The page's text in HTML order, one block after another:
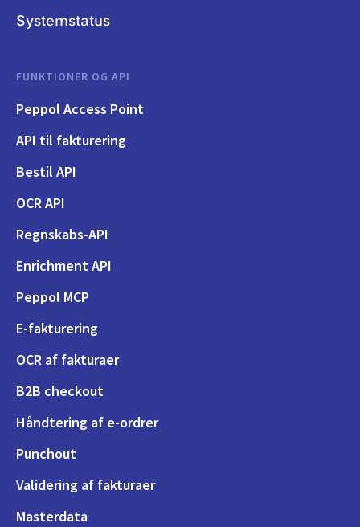
Systemstatus
FUNKTIONER OG API
Peppol Access Point
API til fakturering
Bestil API
OCR API
Regnskabs-API
Enrichment API
Peppol MCP
E-fakturering
OCR af fakturaer
B2B checkout
Håndtering af e-ordrer
Punchout
Validering af fakturaer
Masterdata